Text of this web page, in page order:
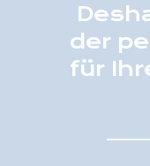
der
für